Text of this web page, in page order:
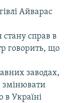
Айварас
справ в
говорить, що
заводах,
змінювати
в Україні